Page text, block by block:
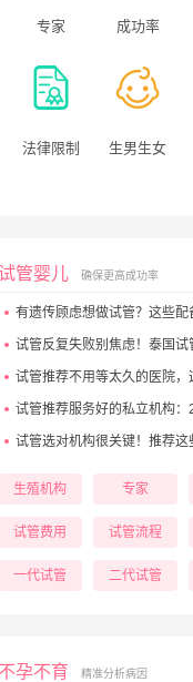
专家 成功率
法律限制 生男生女
管婴儿 确保更高成功率
有遗传顾虑想做试管？这些配备
试管反复失败别焦虑！泰国试管
试管推荐不用等太久的医院
试管推荐服务好的私立机构
试管选对机构很关键！推荐
生殖机构 专家
试管费用 试管流程
一代试管 二代试管
孕不育 精准分析病因